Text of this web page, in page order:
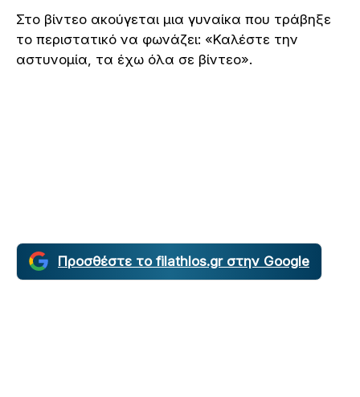
Στο βίντεο ακούγεται μια γυναίκα που τράβηξε
το περιστατικό να φωνάζει: «Καλέστε την
αστυνομία, τα έχω όλα σε βίντεο».
Προσθέστε το filathlos.gr στην Google